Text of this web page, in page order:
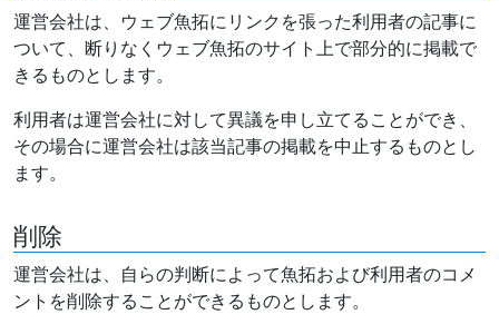
運営会社は、ウェブ魚拓にリンクを張った利用者の記事に
ついて、断りなくウェブ魚拓のサイト上で部分的に掲載で
きるものとします。
利用者は運営会社に対して異議を申し立てることができ、
その場合に運営会社は該当記事の掲載を中止するものとし
ます。
削除
運営会社は、自らの判断によって魚拓および利用者のコメ
ントを削除することができるものとします。